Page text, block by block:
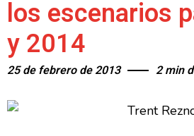
los escenarios
y 2014
25 de febrero de 2013 2 min